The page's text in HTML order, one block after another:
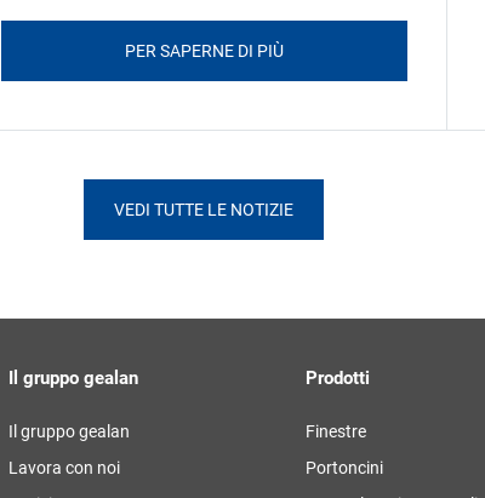
PER SAPERNE DI PIÙ
VEDI TUTTE LE NOTIZIE
Il gruppo gealan
Il gruppo gealan
Lavora con noi
Prodotti
Finestre
Portoncini